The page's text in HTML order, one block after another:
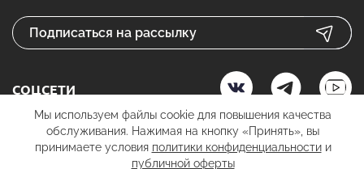
СОЦСЕТИ
Мы используем файлы cookie для повышения качества
обслуживания. Нажимая на кнопку «Принять», вы
принимаете условия политики конфиденциальностии
публичной оферты